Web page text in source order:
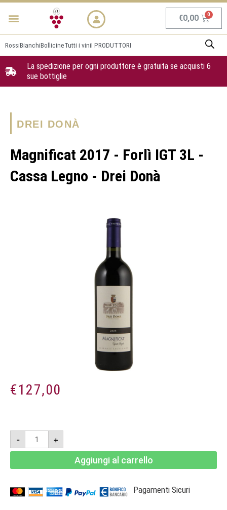
Vai
Menu €0,00
RossiBianchiBollicineTutti i viniI PRODUTTORI
La spedizione per ogni produttore è gratuita se acquisti 6
sue bottiglie
DREI DONÀ
Magnificat 2017 - Forlì IGT 3L -
Cassa Legno - Drei Donà
€127,00
-
Magnificat
2017
-
Forlì
legno
Drei
+
Aggiungi al carrello
Pagamenti Sicuri